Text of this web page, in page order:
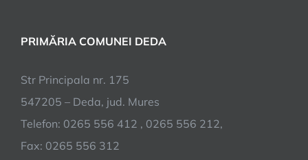
PRIMĂRIA COMUNEI DEDA
Str Principala nr. 175
547205 – Deda, jud. Mures
Telefon: 0265 556 412 , 0265 556 212,
Fax: 0265 556 312